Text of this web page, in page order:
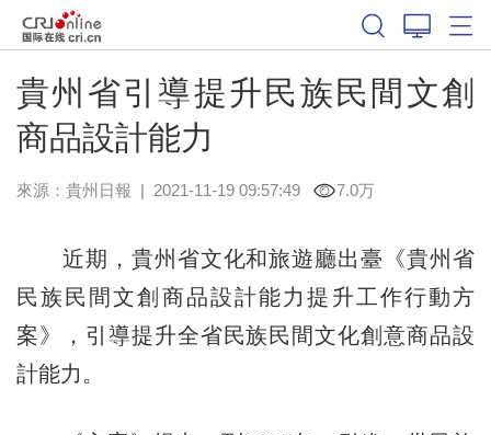
貴州省引導提升民族民間文創
商品設計能力
來源： 貴州日報 | 2021-11-19 09:57:49 7.0万
近期，貴州省文化和旅遊廳出臺《貴州省
民族民間文創商品設計能力提升工作行動方
案》，引導提升全省民族民間文化創意商品設
計能力。